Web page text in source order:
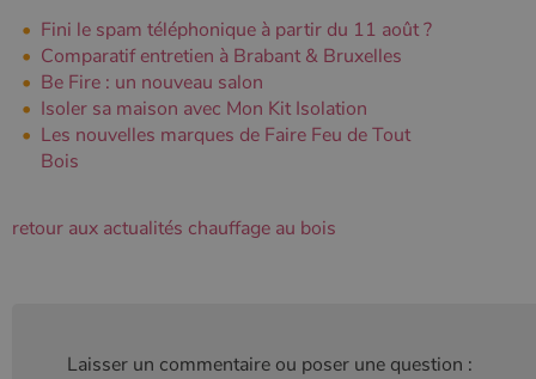
Fini le spam téléphonique à partir du 11 août ?
Comparatif entretien à Brabant & Bruxelles
Be Fire : un nouveau salon
Isoler sa maison avec Mon Kit Isolation
Les nouvelles marques de Faire Feu de Tout
Bois
retour aux actualités chauffage au bois
Laisser un commentaire ou poser une question :